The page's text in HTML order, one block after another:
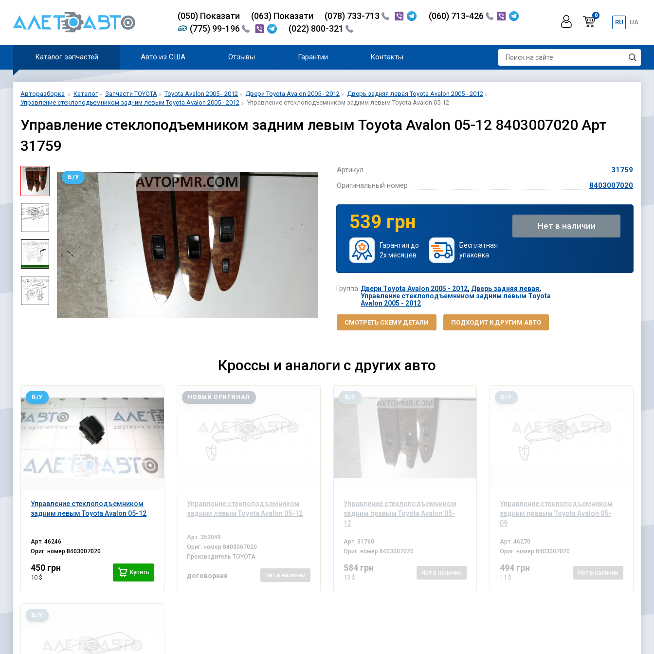
(050)Показати (063) Показати (078) 733-713
(060) 713-426
(775) 99-196
(022) 800-321
0
RU UA
Каталог запчастей Авто из США Отзывы Гарантии Контакты
Авторазборка Каталог Запчасти TOYOTA Toyota Avalon 2005 - 2012 Двери Toyota Avalon 2005 - 2012
Дверь задняя левая Toyota Avalon 2005 - 2012
Управление стеклоподъемником задним левым Toyota Avalon 2005 - 2012
Управление стеклоподъемником задним левым Toyota Avalon 05-12
Управление стеклоподъемником задним левым Toyota Avalon 05-12 8403007020 Арт
31759
Б/У
Артикул
31759
Оригинальный номер
8403007020
539 грн
Гарантия до
2х месяцев
Бесплатная
упаковка
Нет в наличии
Группа Двери Toyota Avalon 2005 - 2012, Дверь задняя левая,
Управление стеклоподъемником задним левым Toyota
Avalon 2005 - 2012
СМОТРЕТЬ СХЕМУ ДЕТАЛИ ПОДХОДИТ К ДРУГИМ АВТО
Кроссы и аналоги с других авто
Управление стеклоподъемником
задним левым Toyota Avalon 05-12
Б/У
Арт.46246
Ориг. номер8403007020
450 грн
10 $
Купить
Управление стеклоподъемником
задним левым Toyota Avalon 05-12
НОВЫЙ ОРИГИНАЛ
Арт. 353049
Ориг. номер 8403007020
ПроизводительTOYOTA
договорная Нет в наличии
Управление стеклоподъемником
задним правым Toyota Avalon 05-
12
Б/У
Арт. 31760
Ориг. номер 8403007020
584 грн
13 $
Нет в наличии
Управление стеклоподъемником
задним правым Toyota Avalon 05-
09
Б/У
Арт.46270
Ориг. номер 8403007020
494 грн
11 $
Нет в наличии
Б/У